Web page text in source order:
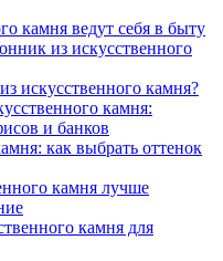
камня ведут себя в быту
из искусственного
искусственного камня?
камня:
и банков
как выбрать оттенок
камня лучше
камня для